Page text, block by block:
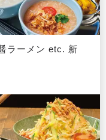
ラーメン etc. 新